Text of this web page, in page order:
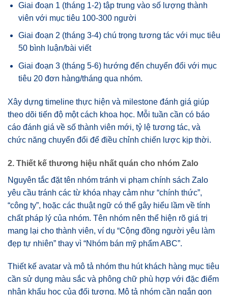
Giai đoạn 1 (tháng 1-2) tập trung vào số lượng thành
viên với mục tiêu 100-300 người
Giai đoạn 2 (tháng 3-4) chú trọng tương tác với mục tiêu
50 bình luận/bài viết
Giai đoạn 3 (tháng 5-6) hướng đến chuyển đổi với mục
tiêu 20 đơn hàng/tháng qua nhóm.
Xây dựng timeline thực hiện và milestone đánh giá giúp
theo dõi tiến độ một cách khoa học. Mỗi tuần cần có báo
cáo đánh giá về số thành viên mới, tỷ lệ tương tác, và
chức năng chuyển đổi để điều chỉnh chiến lược kịp thời.
2. Thiết kế thương hiệu nhất quán cho nhóm Zalo
Nguyên tắc đặt tên nhóm tránh vi phạm chính sách Zalo
yêu cầu tránh các từ khóa nhạy cảm như “chính thức”,
“công ty”, hoặc các thuật ngữ có thể gây hiểu lầm về tính
chất pháp lý của nhóm. Tên nhóm nên thể hiện rõ giá trị
mang lại cho thành viên, ví dụ “Cộng đồng người yêu làm
đẹp tự nhiên” thay vì “Nhóm bán mỹ phẩm ABC”.
Thiết kế avatar và mô tả nhóm thu hút khách hàng mục tiêu
cần sử dụng màu sắc và phông chữ phù hợp với đặc điểm
nhân khẩu học của đối tượng. Mô tả nhóm cần ngắn gọn